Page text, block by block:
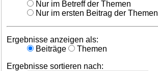
Nur im Betreff der Themen
Nur im ersten Beitrag der Themen
Ergebnisse anzeigen als:
Beiträge
Themen
Ergebnisse sortieren nach: